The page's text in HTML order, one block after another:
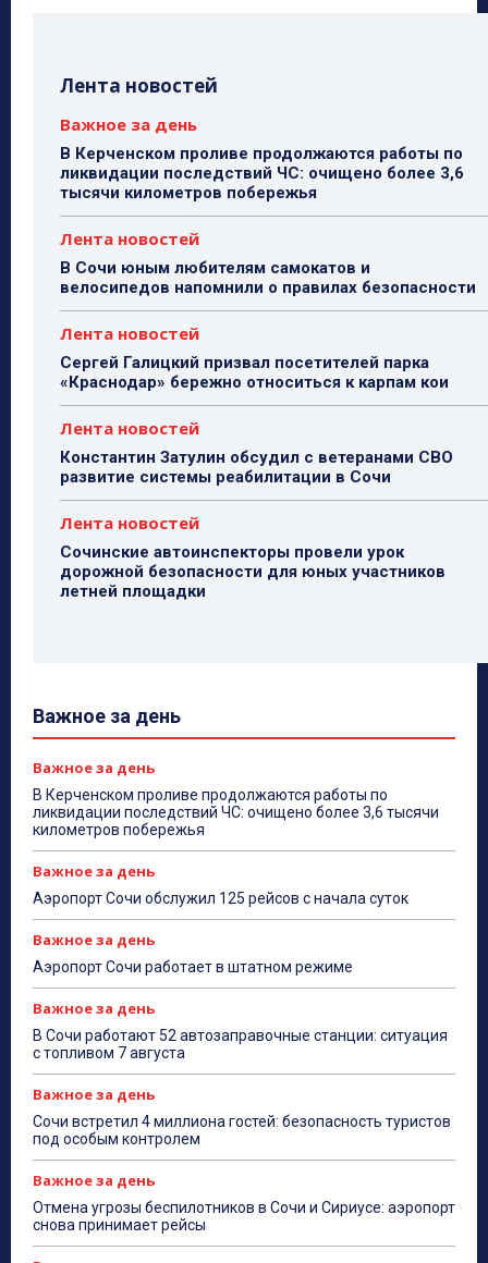
Лента новостей
Важное за день
В Керченском проливе продолжаются работы по
ликвидации последствий ЧС: очищено более 3,6
тысячи километров побережья
Лента новостей
В Сочи юным любителям самокатов и
велосипедов напомнили о правилах безопасности
Лента новостей
Сергей Галицкий призвал посетителей парка
«Краснодар» бережно относиться к карпам кои
Лента новостей
Константин Затулин обсудил с ветеранами СВО
развитие системы реабилитации в Сочи
Лента новостей
Сочинские автоинспекторы провели урок
дорожной безопасности для юных участников
летней площадки
Важное за день
Важное за день
В Керченском проливе продолжаются работы по
ликвидации последствий ЧС: очищено более 3,6 тысячи
километров побережья
Важное за день
Аэропорт Сочи обслужил 125 рейсов с начала суток
Важное за день
Аэропорт Сочи работает в штатном режиме
Важное за день
В Сочи работают 52 автозаправочные станции: ситуация
с топливом 7 августа
Важное за день
Сочи встретил 4 миллиона гостей: безопасность туристов
под особым контролем
Важное за день
Отмена угрозы беспилотников в Сочи и Сириусе: аэропорт
снова принимает рейсы